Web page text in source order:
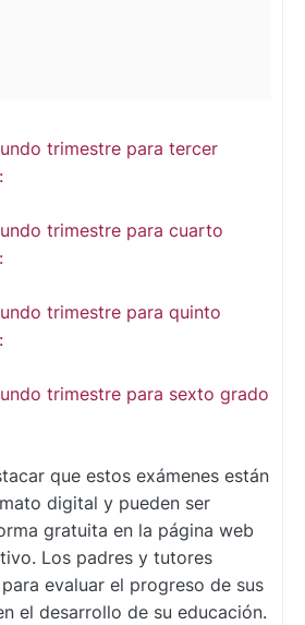
trimestre para tercer
trimestre para cuarto
trimestre para quinto
trimestre para sexto grado
que estos exámenes están
digital y pueden ser
gratuita en la página web
Los padres y tutores
evaluar el progreso de sus
el desarrollo de su educación.